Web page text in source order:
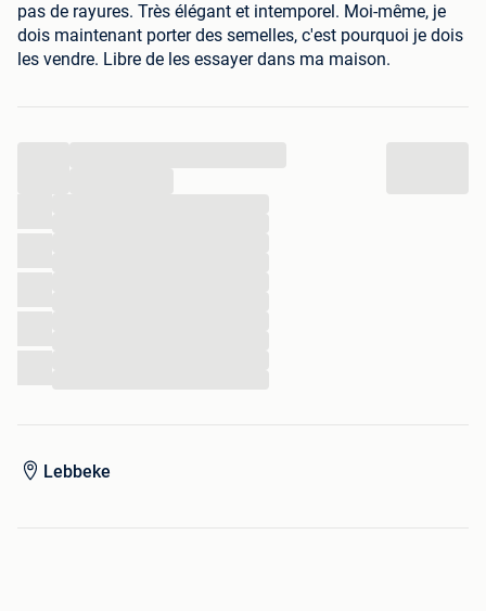
pas de rayures. Très élégant et intemporel. Moi-même, je
dois maintenant porter des semelles, c'est pourquoi je dois
les vendre. Libre de les essayer dans ma maison.
Lebbeke